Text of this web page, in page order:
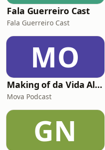
Fala Guerreiro Cast
Fala Guerreiro Cast
MO
Making of da Vida Alheia - Mova
Mova Podcast
GN